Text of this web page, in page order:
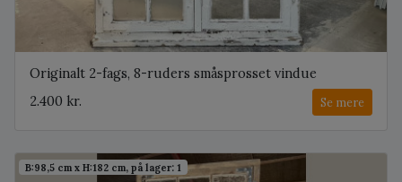
Originalt 2-fags, 8-ruders småsprosset vindue
2.400 kr.
Se mere
B:98,5 cm x H:182 cm, på lager: 1